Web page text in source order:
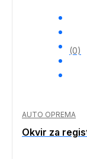
(0)
AUTO OPREMA
Okvir za